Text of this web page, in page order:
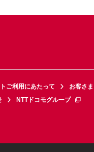
ご利用にあたって お客さ
NTTドコモグループ